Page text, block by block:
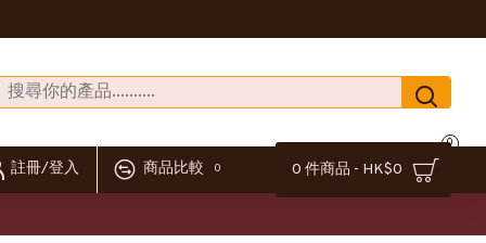
註冊/登入 商品比較 0 0 件商品 - HK$0
0